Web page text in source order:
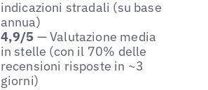
indicazioni stradali (su base
annua)
4,9/5 — Valutazione media
in stelle (con il 70% delle
recensioni risposte in ~3
giorni)